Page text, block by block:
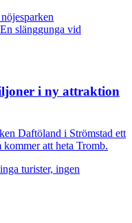
i ny attraktion
Daftöland i Strömstad ett
att heta Tromb.